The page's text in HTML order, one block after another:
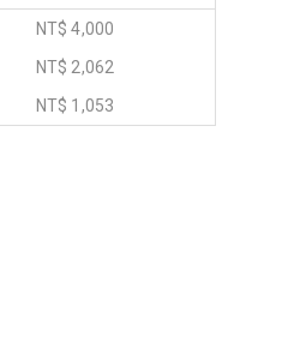
NT$ 4,000
NT$ 2,062
NT$ 1,053